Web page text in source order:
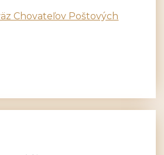
Chovateľov Poštových